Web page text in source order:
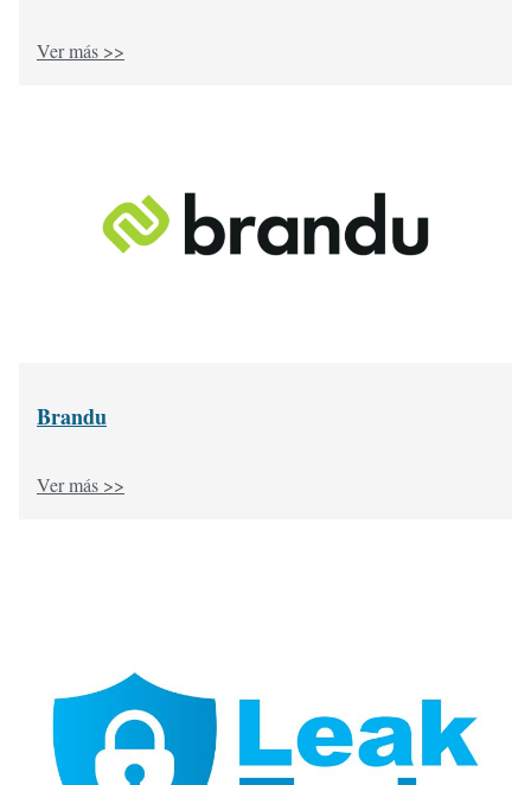
Ver más >>
Brandu
Ver más >>